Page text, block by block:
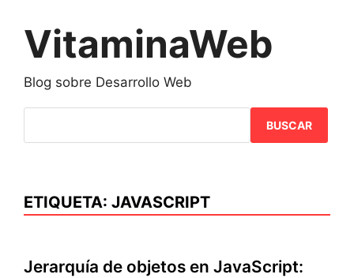
contenido
VitaminaWeb
Blog sobre Desarrollo Web
BUSCAR
ETIQUETA: JAVASCRIPT
Jerarquía de objetos en JavaScript: